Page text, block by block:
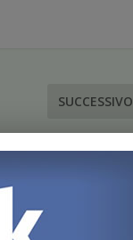
SUCCESSIVO